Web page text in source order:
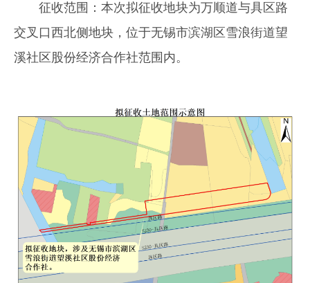
征收范围：本次拟征收地块为万顺道与具区路
交叉口西北侧地块，位于无锡市滨湖区雪浪街道望
溪社区股份经济合作社范围内。